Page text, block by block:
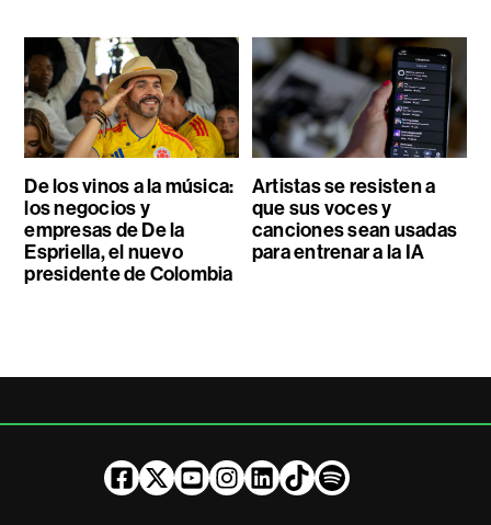
De los vinos a la música:
los negocios y
empresas de De la
Espriella, el nuevo
presidente de Colombia
Artistas se resisten a
que sus voces y
canciones sean usadas
para entrenar a la IA